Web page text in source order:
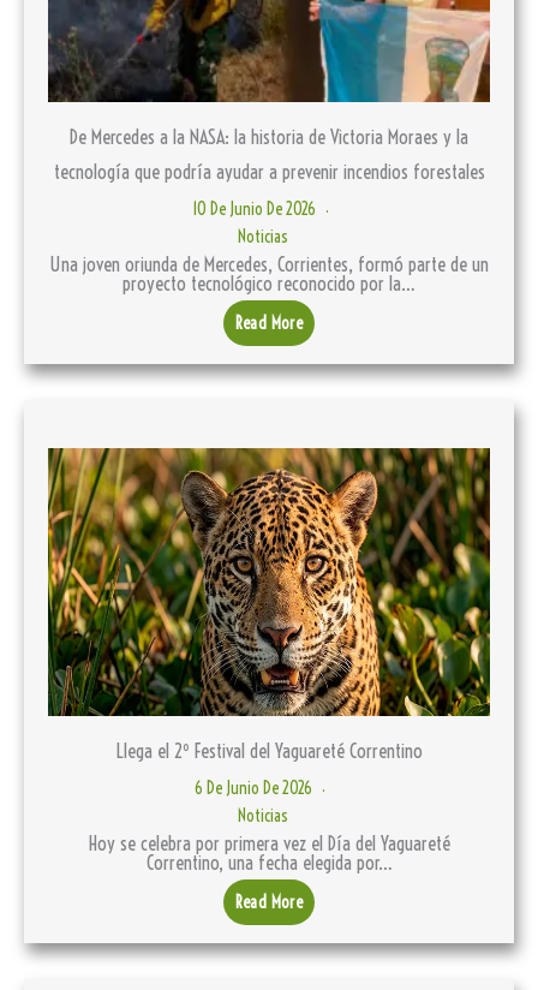
De Mercedes a la NASA: la historia de Victoria Moraes y la
tecnología que podría ayudar a prevenir incendios forestales
10 De Junio De 2026
Noticias
Una joven oriunda de Mercedes, Corrientes, formó parte de un
proyecto tecnológico reconocido por la…
Read More
Llega el 2º Festival del Yaguareté Correntino
6 De Junio De 2026
Noticias
Hoy se celebra por primera vez el Día del Yaguareté
Correntino, una fecha elegida por…
Read More